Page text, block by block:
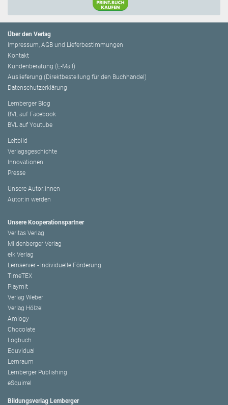
Über den Verlag
Impressum, AGB und Lieferbestimmungen
Kontakt
Kundenberatung (E-Mail)
Auslieferung (Direktbestellung für den Buchhandel)
Datenschutzerklärung
Lemberger Blog
BVL auf Facebook
BVL auf Youtube
Leitbild
Verlagsgeschichte
Innovationen
Presse
Unsere Autor:innen
Autor:in werden
Unsere Kooperationspartner
Veritas Verlag
Mildenberger Verlag
elk Verlag
Lernserver - Individuelle Förderung
TimeTEX
Playmit
Verlag Weber
Verlag Hölzel
Amlogy
Chocolate
Logbuch
Eduvidual
Lernraum
Lemberger Publishing
eSquirrel
Bildungsverlag Lemberger